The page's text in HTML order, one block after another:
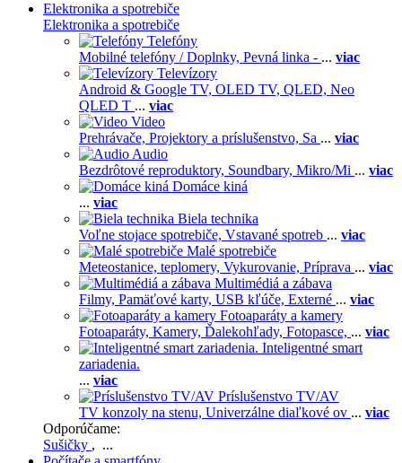
Elektronika a spotrebiče
Elektronika a spotrebiče
Telefóny
Mobilné telefóny / Doplnky, Pevná linka - ... viac
Televízory
Android & Google TV, OLED TV, QLED, Neo
QLED T ... viac
Video
Prehrávače, Projektory a príslušenstvo, Sa ... viac
Audio
Bezdrôtové reproduktory, Soundbary, Mikro/Mi ... viac
Domáce kiná
... viac
Biela technika
Voľne stojace spotrebiče, Vstavané spotreb ... viac
Malé spotrebiče
Meteostanice, teplomery, Vykurovanie, Príprava ... viac
Multimédiá a zábava
Filmy, Pamäťové karty, USB kľúče, Externé ... viac
Fotoaparáty a kamery
Fotoaparáty, Kamery, Ďalekohľady, Fotopasce, ... viac
Inteligentné smart
zariadenia.
... viac
Príslušenstvo TV/AV
TV konzoly na stenu, Univerzálne diaľkové ov ... viac
Odporúčame:
Sušičky , ...